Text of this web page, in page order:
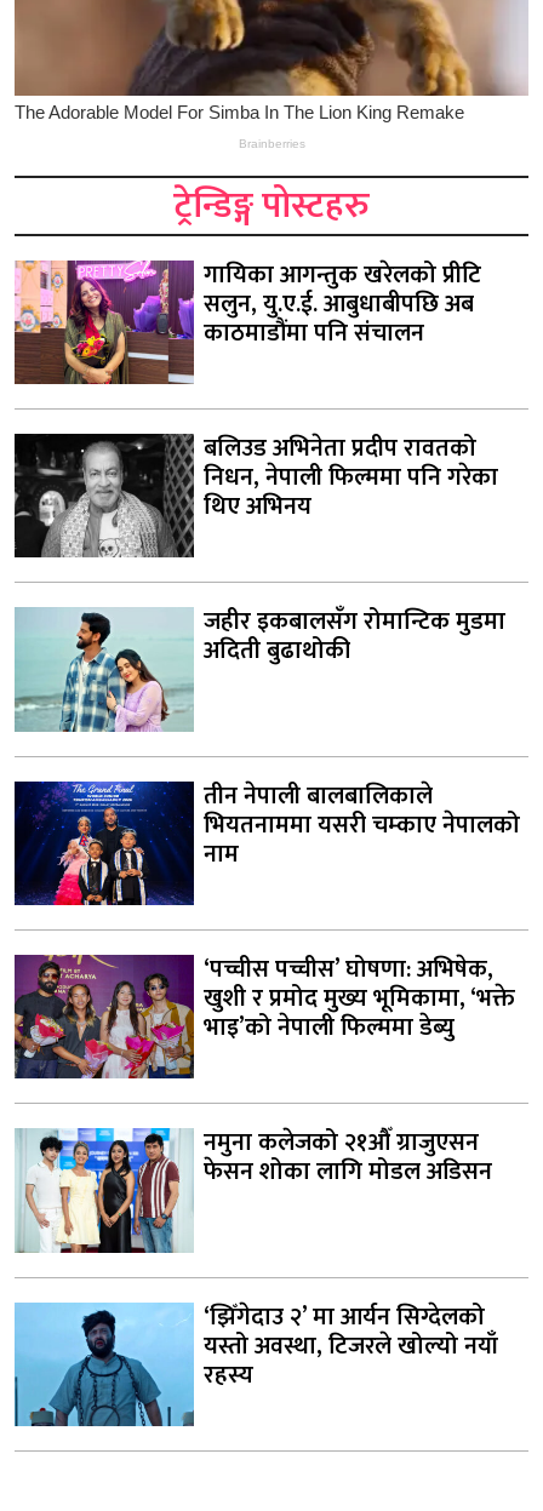
ट्रेन्डिङ्ग पोस्टहरु
गायिका आगन्तुक खरेलको प्रीटि
सलुन, यु.ए.ई. आबुधाबीपछि अब
काठमाडौंमा पनि संचालन
बलिउड अभिनेता प्रदीप रावतको
निधन, नेपाली फिल्ममा पनि गरेका
थिए अभिनय
जहीर इकबालसँग रोमान्टिक मुडमा
अदिती बुढाथोकी
तीन नेपाली बालबालिकाले
भियतनाममा यसरी चम्काए नेपालको
नाम
‘पच्चीस पच्चीस’ घोषणा: अभिषेक,
खुशी र प्रमोद मुख्य भूमिकामा, ‘भक्ते
भाइ’को नेपाली फिल्ममा डेब्यु
नमुना कलेजको २१औँ ग्राजुएसन
फेसन शोका लागि मोडल अडिसन
‘झिँगेदाउ २’ मा आर्यन सिग्देलको
यस्तो अवस्था, टिजरले खोल्यो नयाँ
रहस्य